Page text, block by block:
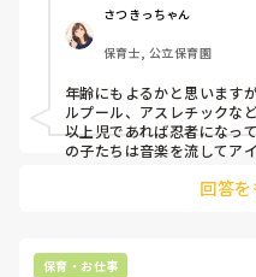
さつきっちゃん
保育士, 公立保育園
年齢にもよるかと思います
ルプール、アスレチックな
以上児であれば忍者になっ
の子たちは音楽を流してア
回答
保育・お仕事